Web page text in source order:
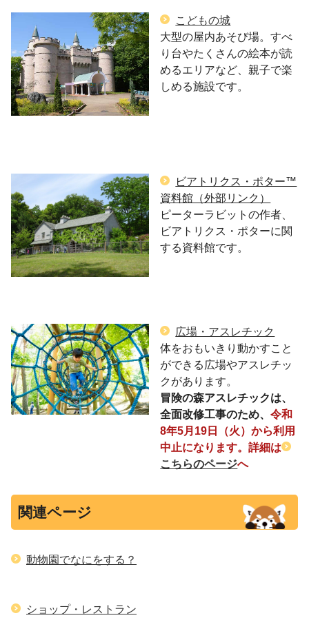
こどもの城
大型の屋内あそび場。すべ
り台やたくさんの絵本が読
めるエリアなど、親子で楽
しめる施設です。
ビアトリクス・ポター™
資料館（外部リンク）
ピーターラビットの作者、
ビアトリクス・ポターに関
する資料館です。
広場・アスレチック
体をおもいきり動かすこと
ができる広場やアスレチッ
クがあります。
冒険の森アスレチックは、
全面改修工事のため、令和
8年5月19日（火）から利用
中止になります。詳細は
こちらのページへ
関連ページ
動物園でなにをする？
ショップ・レストラン